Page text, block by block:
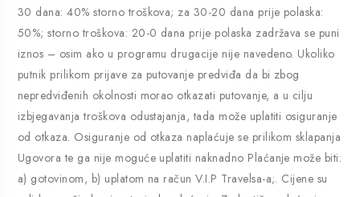
30 dana: 40% storno troškova; za 30-20 dana prije polaska:
50%; storno troškova: 20-0 dana prije polaska zadržava se puni
iznos – osim ako u programu drugacije nije navedeno. Ukoliko
putnik prilikom prijave za putovanje predviđa da bi zbog
nepredviđenih okolnosti morao otkazati putovanje, a u cilju
izbjegavanja troškova odustajanja, tada može uplatiti osiguranje
od otkaza. Osiguranje od otkaza naplaćuje se prilikom sklapanja
Ugovora te ga nije moguće uplatiti naknadno Plaćanje može biti:
a) gotovinom, b) uplatom na račun V.I.P Travelsa-a;. Cijene su